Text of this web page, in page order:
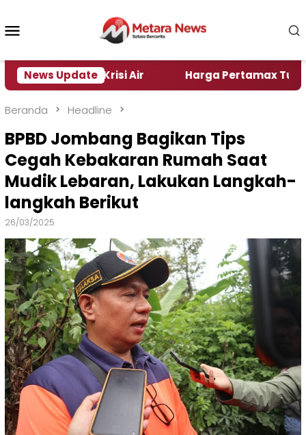
konten
News Update
Alami Krisi Air Harga Pertamax Turun Per
Beranda Headline
BPBD Jombang Bagikan Tips
Cegah Kebakaran Rumah Saat
Mudik Lebaran, Lakukan Langkah-
langkah Berikut
26/03/2025